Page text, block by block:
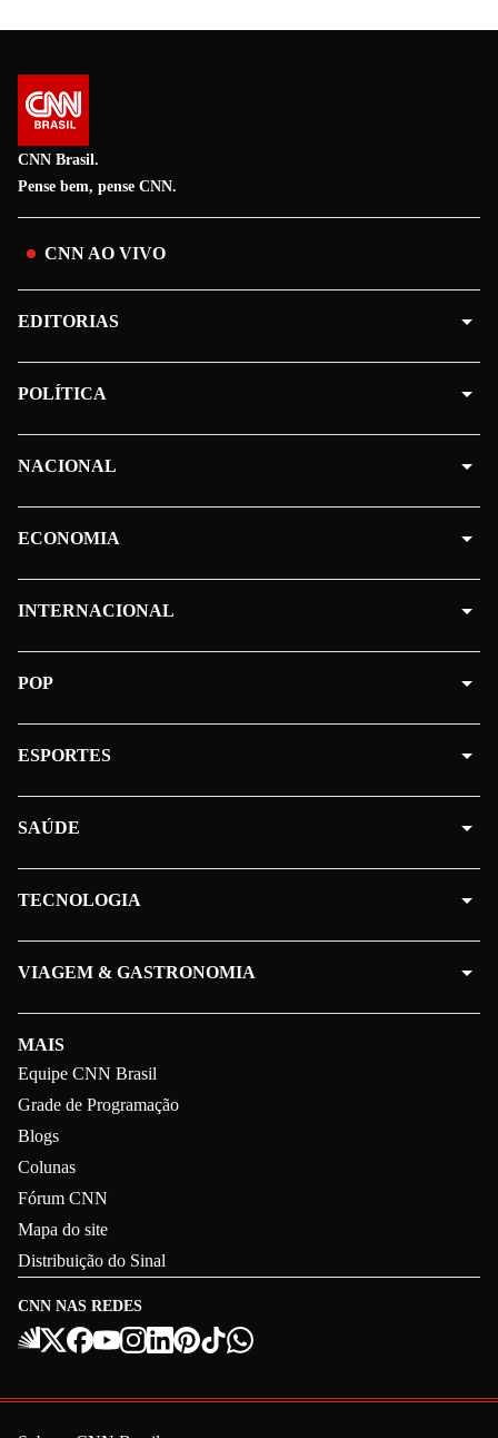
CNN Brasil.
Pense bem, pense CNN.
CNN AO VIVO
CNN NAS REDES
MAIS
Equipe CNN Brasil
Grade de Programação
Blogs
Colunas
Fórum CNN
Mapa do site
Distribuição do Sinal
EDITORIAS
POLÍTICA
NACIONAL
ECONOMIA
INTERNACIONAL
POP
ESPORTES
SAÚDE
TECNOLOGIA
VIAGEM & GASTRONOMIA